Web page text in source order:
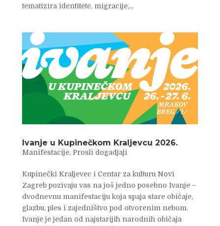
tematizira identitete, migracije,...
Ivanje u Kupinečkom Kraljevcu 2026.
Manifestacije, Prosli dogadjaji
Kupinečki Kraljevec i Centar za kulturu Novi
Zagreb pozivaju vas na još jedno posebno Ivanje –
dvodnevnu manifestaciju koja spaja stare običaje,
glazbu, ples i zajedništvo pod otvorenim nebom.
Ivanje je jedan od najstarijih narodnih običaja